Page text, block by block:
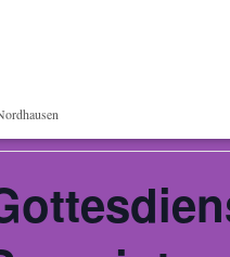
Veranstaltung hat bereits